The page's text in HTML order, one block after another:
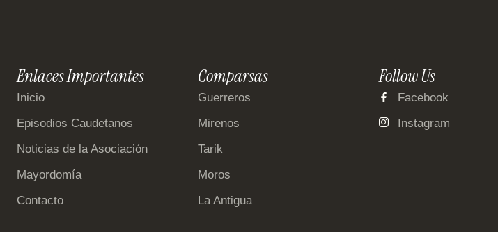
Enlaces Importantes
Inicio
Episodios Caudetanos
Noticias de la Asociación
Mayordomía
Contacto
Comparsas
Guerreros
Mirenos
Tarik
Moros
La Antigua
Follow Us
Facebook
Instagram